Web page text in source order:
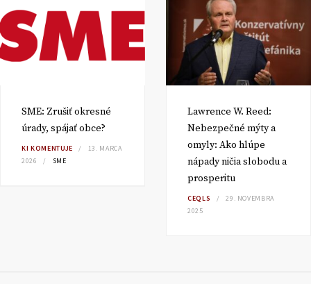
SME: Zrušiť okresné
úrady, spájať obce?
KI KOMENTUJE
13. MARCA
2026
SME
Lawrence W. Reed:
Nebezpečné mýty a
omyly: Ako hlúpe
nápady ničia slobodu a
prosperitu
CEQLS
29. NOVEMBRA
2025